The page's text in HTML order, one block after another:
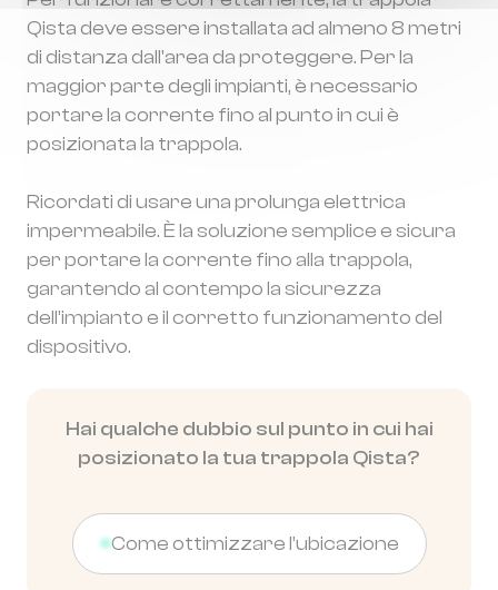
Qista deve essere installata ad almeno 8 metri
di distanza dall'area da proteggere. Per la
maggior parte degli impianti, è necessario
portare la corrente fino al punto in cui è
posizionata la trappola.
Ricordati di usare una prolunga elettrica
impermeabile. È la soluzione semplice e sicura
per portare la corrente fino alla trappola,
garantendo al contempo la sicurezza
dell’impianto e il corretto funzionamento del
dispositivo.
Hai qualche dubbio sul punto in cui hai
posizionato la tua trappola Qista?
Come ottimizzare l’ubicazione